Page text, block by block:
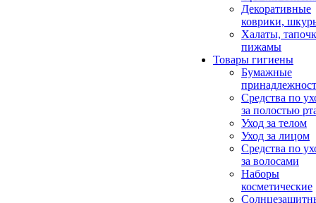
Декоративные
коврики,
Халаты,
пижамы
Товары гигиены
Бумажные
Средства по
за полостью
Уход за телом
Уход за лицом
Средства по
за волосами
Наборы
косметические